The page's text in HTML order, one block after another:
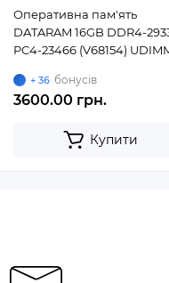
Оперативна пам'ять
DATARAM 16GB DDR4-
PC4-23466 (V68154)
+ 36 бонусів
3600.00 грн.
Купити